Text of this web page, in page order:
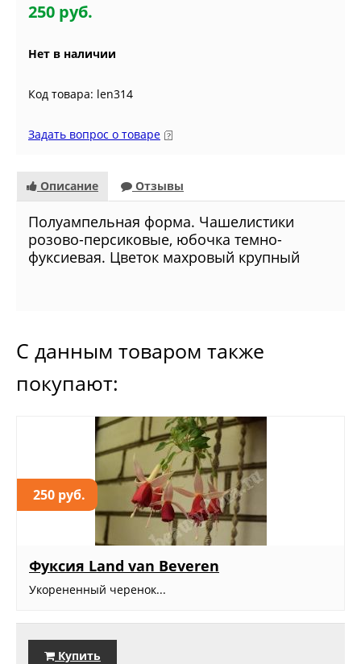
250 руб.
Нет в наличии
Код товара: len314
Задать вопрос о товаре
Описание Отзывы
Полуампельная форма. Чашелистики
розово-персиковые, юбочка темно-
фуксиевая. Цветок махровый крупный
С данным товаром также
покупают:
250 руб.
Фуксия Land van Beveren
Укорененный черенок...
Купить